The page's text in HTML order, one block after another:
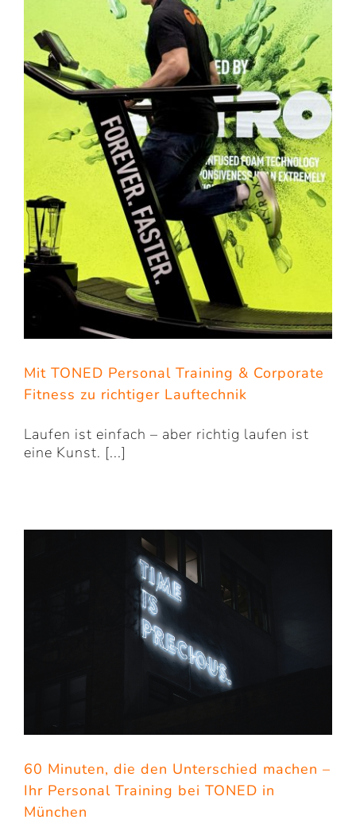
Mit TONED Personal Training & Corporate
Fitness zu richtiger Lauftechnik
Laufen ist einfach – aber richtig laufen ist
eine Kunst. [...]
60 Minuten, die den Unterschied machen –
Ihr Personal Training bei TONED in
München